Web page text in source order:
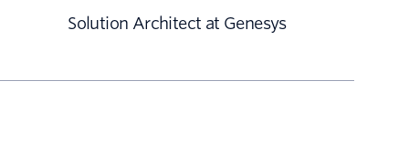
Solution Architect at Genesys